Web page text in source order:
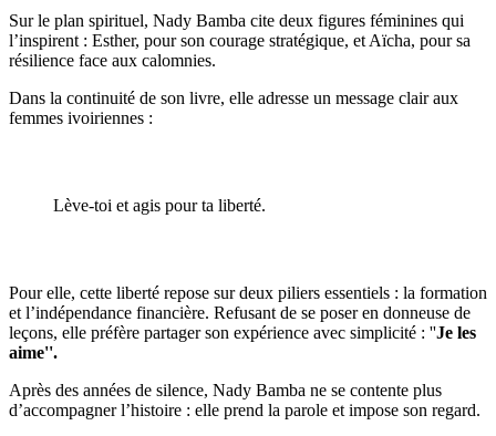
Sur le plan spirituel, Nady Bamba cite deux figures féminines qui
l’inspirent : Esther, pour son courage stratégique, et Aïcha, pour sa
résilience face aux calomnies.
Dans la continuité de son livre, elle adresse un message clair aux
femmes ivoiriennes :
Lève-toi et agis pour ta liberté.
Pour elle, cette liberté repose sur deux piliers essentiels : la formation
et l’indépendance financière. Refusant de se poser en donneuse de
leçons, elle préfère partager son expérience avec simplicité : ''Je les
aime''.
Après des années de silence, Nady Bamba ne se contente plus
d’accompagner l’histoire : elle prend la parole et impose son regard.